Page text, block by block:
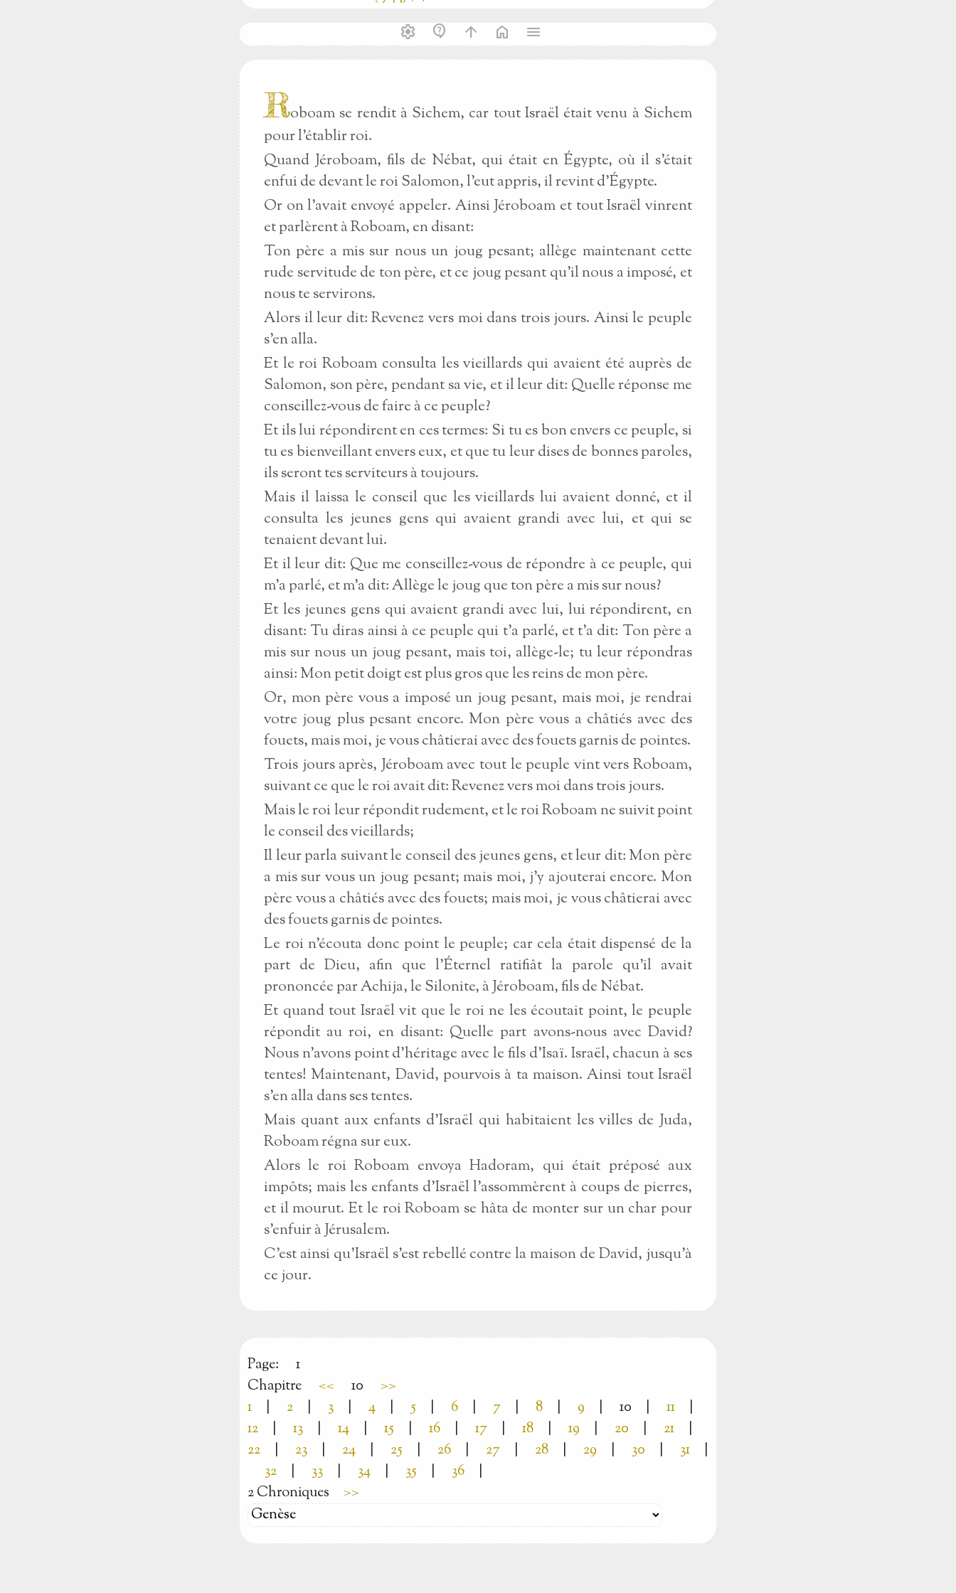
settings contact_support arrow_upward home menu
Roboam se rendit à Sichem, car tout Israël était venu à Sichem
pour l'établir roi.
Quand Jéroboam, fils de Nébat, qui était en Égypte, où il s'était
enfui de devant le roi Salomon, l'eut appris, il revint d'Égypte.
Or on l'avait envoyé appeler. Ainsi Jéroboam et tout Israël vinrent
et parlèrent à Roboam, en disant:
Ton père a mis sur nous un joug pesant; allège maintenant cette
rude servitude de ton père, et ce joug pesant qu'il nous a imposé, et
nous te servirons.
Alors il leur dit: Revenez vers moi dans trois jours. Ainsi le peuple
s'en alla.
Et le roi Roboam consulta les vieillards qui avaient été auprès de
Salomon, son père, pendant sa vie, et il leur dit: Quelle réponse me
conseillez-vous de faire à ce peuple?
Et ils lui répondirent en ces termes: Si tu es bon envers ce peuple, si
tu es bienveillant envers eux, et que tu leur dises de bonnes paroles,
ils seront tes serviteurs à toujours.
Mais il laissa le conseil que les vieillards lui avaient donné, et il
consulta les jeunes gens qui avaient grandi avec lui, et qui se
tenaient devant lui.
Et il leur dit: Que me conseillez-vous de répondre à ce peuple, qui
m'a parlé, et m'a dit: Allège le joug que ton père a mis sur nous?
Et les jeunes gens qui avaient grandi avec lui, lui répondirent, en
disant: Tu diras ainsi à ce peuple qui t'a parlé, et t'a dit: Ton père a
mis sur nous un joug pesant, mais toi, allège-le; tu leur répondras
ainsi: Mon petit doigt est plus gros que les reins de mon père.
Or, mon père vous a imposé un joug pesant, mais moi, je rendrai
votre joug plus pesant encore. Mon père vous a châtiés avec des
fouets, mais moi, je vous châtierai avec des fouets garnis de pointes.
Trois jours après, Jéroboam avec tout le peuple vint vers Roboam,
suivant ce que le roi avait dit: Revenez vers moi dans trois jours.
Mais le roi leur répondit rudement, et le roi Roboam ne suivit point
le conseil des vieillards;
Il leur parla suivant le conseil des jeunes gens, et leur dit: Mon père
a mis sur vous un joug pesant; mais moi, j'y ajouterai encore. Mon
père vous a châtiés avec des fouets; mais moi, je vous châtierai avec
des fouets garnis de pointes.
Le roi n'écouta donc point le peuple; car cela était dispensé de la
part de Dieu, afin que l'Éternel ratifiât la parole qu'il avait
prononcée par Achija, le Silonite, à Jéroboam, fils de Nébat.
Et quand tout Israël vit que le roi ne les écoutait point, le peuple
répondit au roi, en disant: Quelle part avons-nous avec David?
Nous n'avons point d'héritage avec le fils d'Isaï. Israël, chacun à ses
tentes! Maintenant, David, pourvois à ta maison. Ainsi tout Israël
s'en alla dans ses tentes.
Mais quant aux enfants d'Israël qui habitaient les villes de Juda,
Roboam régna sur eux.
Alors le roi Roboam envoya Hadoram, qui était préposé aux
impôts; mais les enfants d'Israël l'assommèrent à coups de pierres,
et il mourut. Et le roi Roboam se hâta de monter sur un char pour
s'enfuir à Jérusalem.
C'est ainsi qu'Israël s'est rebellé contre la maison de David, jusqu'à
ce jour.
Page:
1
Chapitre
<< 10
>>
1
| 2 | 3 | 4 | 5 | 6 | 7 | 8 | 9 | 10 | 11
|
12
| 13 | 14 | 15 | 16 | 17 | 18 | 19 | 20 | 21
|
22
| 23 | 24 | 25 | 26 | 27 | 28 | 29 | 30 | 31
|
32
| 33 | 34 | 35 | 36
|
2 Chroniques
>>